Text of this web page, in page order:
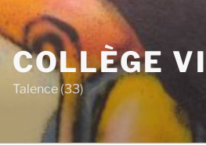
COLLÈGE
Talence (33)